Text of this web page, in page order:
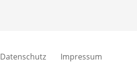
Datenschutz Impressum